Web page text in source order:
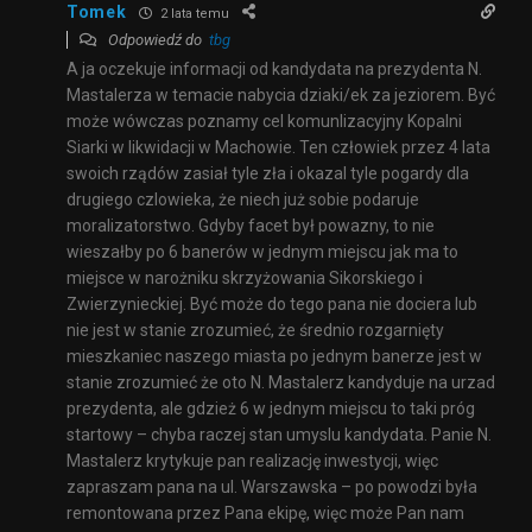
Tomek 2 lata temu
Odpowiedź do tbg
A ja oczekuje informacji od kandydata na prezydenta N.
Mastalerza w temacie nabycia dziaki/ek za jeziorem. Być
może wówczas poznamy cel komunlizacyjny Kopalni
Siarki w likwidacji w Machowie. Ten człowiek przez 4 lata
swoich rządów zasiał tyle zła i okazal tyle pogardy dla
drugiego czlowieka, że niech już sobie podaruje
moralizatorstwo. Gdyby facet był powazny, to nie
wieszałby po 6 banerów w jednym miejscu jak ma to
miejsce w narożniku skrzyżowania Sikorskiego i
Zwierzynieckiej. Być może do tego pana nie dociera lub
nie jest w stanie zrozumieć, że średnio rozgarnięty
mieszkaniec naszego miasta po jednym banerze jest w
stanie zrozumieć że oto N. Mastalerz kandyduje na urzad
prezydenta, ale gdzież 6 w jednym miejscu to taki próg
startowy – chyba raczej stan umyslu kandydata. Panie N.
Mastalerz krytykuje pan realizację inwestycji, więc
zapraszam pana na ul. Warszawska – po powodzi była
remontowana przez Pana ekipę, więc może Pan nam